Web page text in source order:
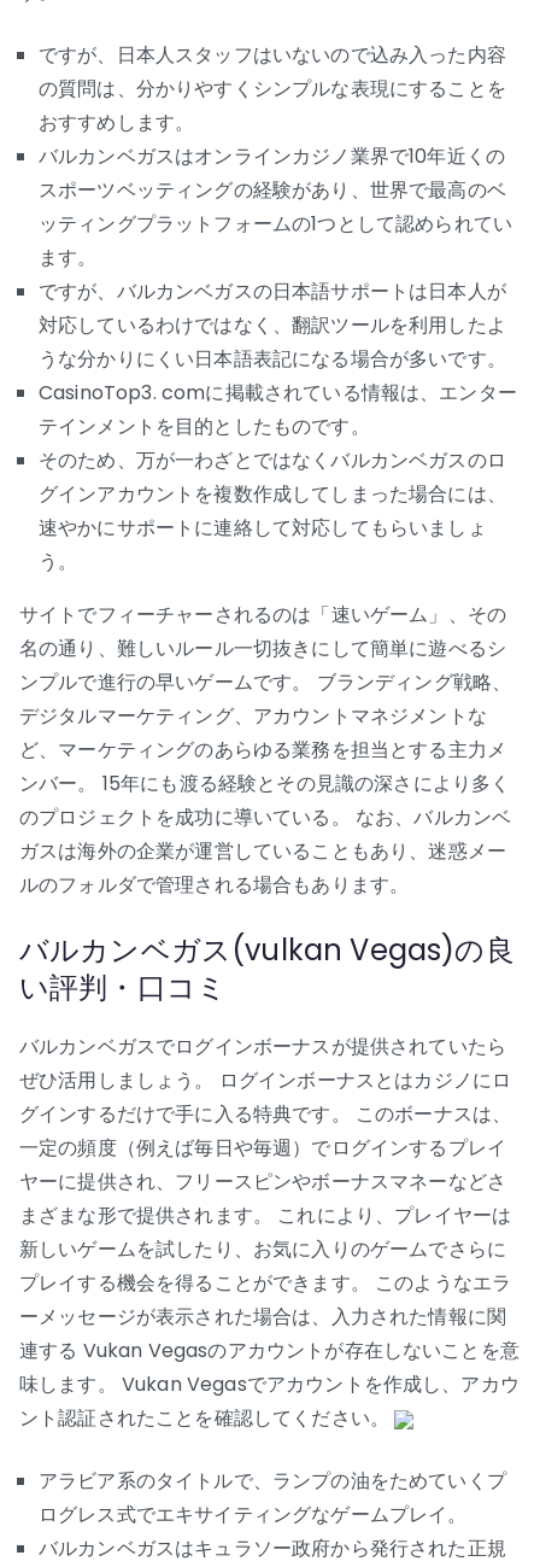
ですが、日本人スタッフはいないので込み入った内容
の質問は、分かりやすくシンプルな表現にすることを
おすすめします。
バルカンベガスはオンラインカジノ業界で10年近くの
スポーツベッティングの経験があり、世界で最高のベ
ッティングプラットフォームの1つとして認められてい
ます。
ですが、バルカンベガスの日本語サポートは日本人が
対応しているわけではなく、翻訳ツールを利用したよ
うな分かりにくい日本語表記になる場合が多いです。
CasinoTop3. comに掲載されている情報は、エンター
テインメントを目的としたものです。
そのため、万が一わざとではなくバルカンベガスのロ
グインアカウントを複数作成してしまった場合には、
速やかにサポートに連絡して対応してもらいましょ
う。
サイトでフィーチャーされるのは「速いゲーム」、その
名の通り、難しいルール一切抜きにして簡単に遊べるシ
ンプルで進行の早いゲームです。 ブランディング戦略、
デジタルマーケティング、アカウントマネジメントな
ど、マーケティングのあらゆる業務を担当とする主力メ
ンバー。 15年にも渡る経験とその見識の深さにより多く
のプロジェクトを成功に導いている。 なお、バルカンベ
ガスは海外の企業が運営していることもあり、迷惑メー
ルのフォルダで管理される場合もあります。
バルカンベガス(vulkan Vegas)の良
い評判・口コミ
バルカンベガスでログインボーナスが提供されていたら
ぜひ活用しましょう。 ログインボーナスとはカジノにロ
グインするだけで手に入る特典です。 このボーナスは、
一定の頻度（例えば毎日や毎週）でログインするプレイ
ヤーに提供され、フリースピンやボーナスマネーなどさ
まざまな形で提供されます。 これにより、プレイヤーは
新しいゲームを試したり、お気に入りのゲームでさらに
プレイする機会を得ることができます。 このようなエラ
ーメッセージが表示された場合は、入力された情報に関
連する Vukan Vegasのアカウントが存在しないことを意
味します。 Vukan Vegasでアカウントを作成し、アカウ
ント認証されたことを確認してください。
アラビア系のタイトルで、ランプの油をためていくプ
ログレス式でエキサイティングなゲームプレイ。
バルカンベガスはキュラソー政府から発行された正規